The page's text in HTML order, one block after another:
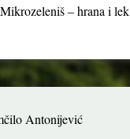
Mikrozeleniš – hrana i lek
Antonijević